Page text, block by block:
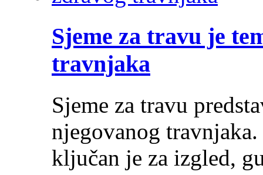
Sjeme za travu je
travnjaka
Sjeme za travu
njegovanog
ključan je za izgled,